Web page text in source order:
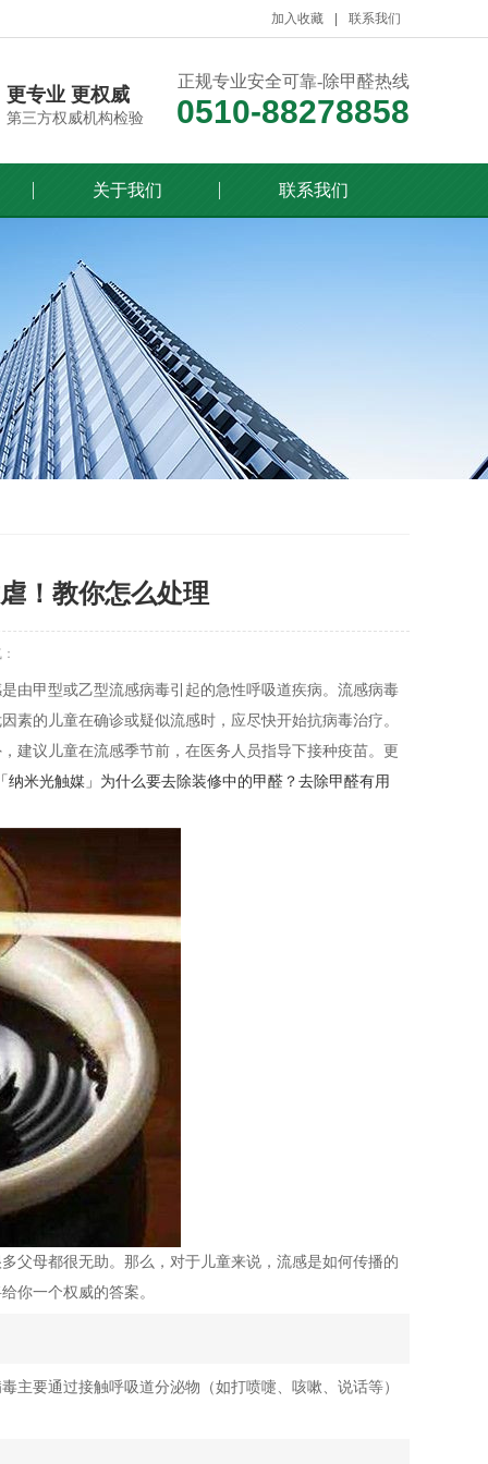
加入收藏 联系我们
更专业 更权威
第三方权威机构检验
正规专业安全可靠-除甲醛热线
0510-88278858
关于我们 联系我们
！教你怎么处理
由甲型或乙型流感病毒引起的急性呼吸道疾病。流感病毒
素的儿童在确诊或疑似流感时，应尽快开始抗病毒治疗。
建议儿童在流感季节前，在医务人员指导下接种疫苗。更
纳米光触媒」为什么要去除装修中的甲醛？去除甲醛有用
父母都很无助。那么，对于儿童来说，流感是如何传播的
你一个权威的答案。
主要通过接触呼吸道分泌物（如打喷嚏、咳嗽、说话等）